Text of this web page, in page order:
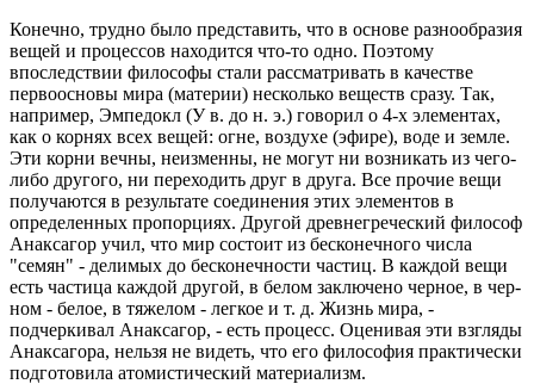
Конечно, трудно было представить, что в основе разнообразия
вещей и процессов находится что-то одно. Поэтому
впоследствии философы стали рас­сматривать в качестве
первоосновы мира (материи) несколько веществ сразу. Так,
например, Эмпедокл (У в. до н. э.) говорил о 4-х элементах,
как о корнях всех вещей: огне, воздухе (эфире), воде и земле.
Эти корни вечны, неизменны, не могут ни возникать из чего-
либо другого, ни переходить друг в друга. Все прочие вещи
получаются в результате соединения этих элементов в
определенных пропорциях. Другой древнегреческий философ
Анаксагор учил, что мир состоит из бесконечного числа
"семян" - делимых до бесконечности частиц. В каждой вещи
есть части­ца каждой другой, в белом заключено черное, в чер­
ном - белое, в тяжелом - легкое и т. д. Жизнь ми­ра, -
подчеркивал Анаксагор, - есть процесс. Оце­нивая эти взгляды
Анаксагора, нельзя не видеть, что его философия практически
подготовила атомисти­ческий материализм.